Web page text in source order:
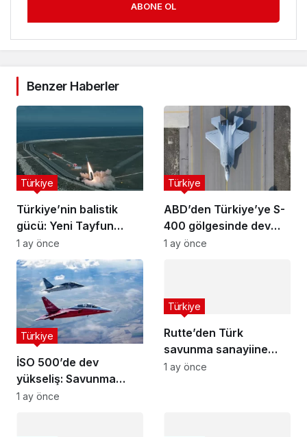
ABONE OL
Benzer Haberler
Türkiye’nin balistik
gücü: Yeni Tayfun
teslimatı yapıldı
Türkiye
1 ay önce
ABD’den Türkiye’ye S-
400 gölgesinde dev
motor satışı
Türkiye
1 ay önce
İSO 500’de dev
yükseliş: Savunma
sanayisi uçuşa geçti
Türkiye
1 ay önce
Rutte’den Türk
savunma sanayiine
övgü: Büyük fırsat
Türkiye
1 ay önce